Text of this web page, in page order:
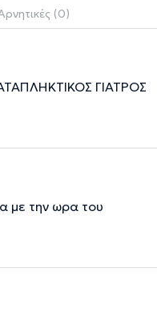
(0)
ΓΙΑΤΡΟΣ
με την ωρα του